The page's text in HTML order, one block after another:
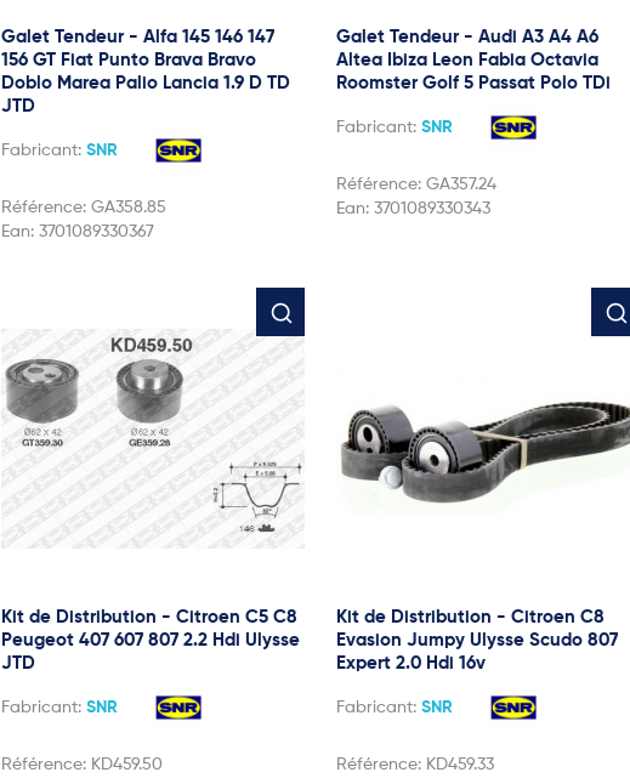
Galet Tendeur - Alfa 145 146 147
156 GT Fiat Punto Brava Bravo
Doblo Marea Palio Lancia 1.9 D TD
JTD
Fabricant: SNR
Référence: GA358.85
Ean: 3701089330367
Galet Tendeur - Audi A3 A4 A6
Altea Ibiza Leon Fabia Octavia
Roomster Golf 5 Passat Polo TDi
Fabricant: SNR
Référence: GA357.24
Ean: 3701089330343
Kit de Distribution - Citroen C5 C8
Peugeot 407 607 807 2.2 Hdi Ulysse
JTD
Fabricant: SNR
Référence: KD459.50
Kit de Distribution - Citroen C8
Evasion Jumpy Ulysse Scudo 807
Expert 2.0 Hdi 16v
Fabricant: SNR
Référence: KD459.33